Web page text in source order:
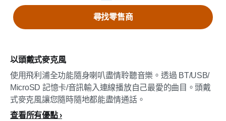
以頭戴式麥克風
使用飛利浦全功能隨身喇叭盡情聆聽音樂。透過 BT/USB/
MicroSD 記憶卡/音訊輸入連線播放自己最愛的曲目。頭戴
式麥克風讓您隨時隨地都能盡情通話。
查看所有優點
尋找零售商